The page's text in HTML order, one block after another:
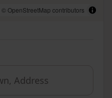
© OpenStreetMap contributors